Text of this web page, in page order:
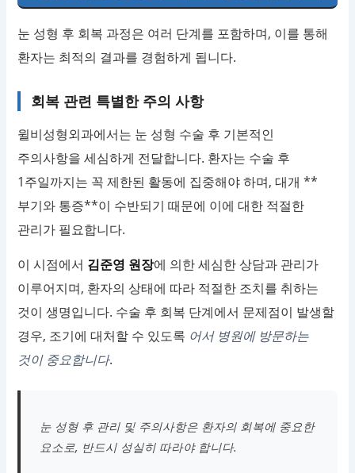
눈 성형 후 회복 과정은 여러 단계를 포함하며, 이를 통해
환자는 최적의 결과를 경험하게 됩니다.
회복 관련 특별한 주의 사항
윌비성형외과에서는 눈 성형 수술 후 기본적인
주의사항을 세심하게 전달합니다. 환자는 수술 후
1주일까지는 꼭 제한된 활동에 집중해야 하며, 대개 **
부기와 통증**이 수반되기 때문에 이에 대한 적절한
관리가 필요합니다.
이 시점에서 김준영 원장에 의한 세심한 상담과 관리가
이루어지며, 환자의 상태에 따라 적절한 조치를 취하는
것이 생명입니다. 수술 후 회복 단계에서 문제점이 발생할
경우, 조기에 대처할 수 있도록 어서 병원에 방문하는
것이 중요합니다.
눈 성형 후 관리 및 주의사항은 환자의 회복에 중요한
요소로, 반드시 성실히 따라야 합니다.